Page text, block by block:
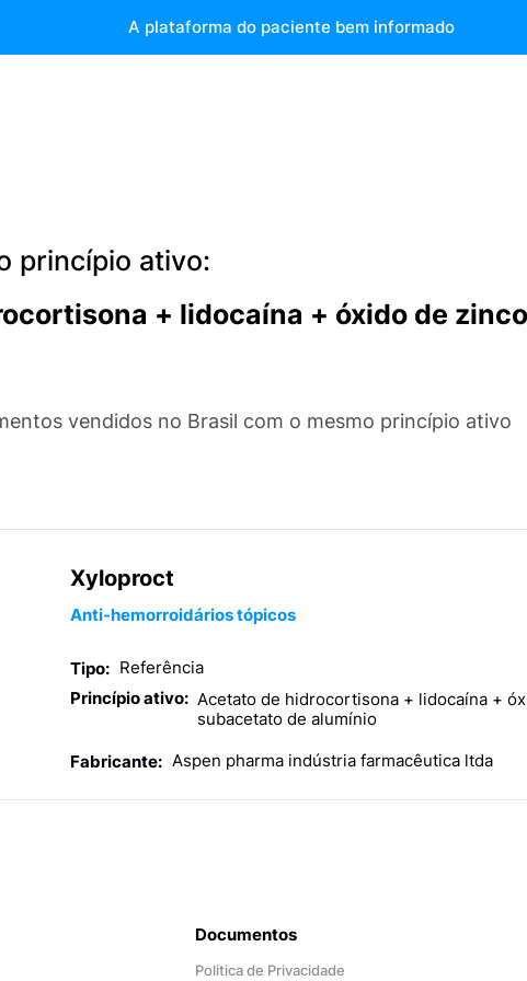
A plataforma do paciente bem informado
princípio ativo:
+ lidocaína + óxido de
vendidos no Brasil com o mesmo princípio ativo
Xyloproct
Anti-hemorroidários tópicos
Tipo: Referência
Fabricante: Aspen pharma indústria farmacêutica ltda
Princípio ativo: Acetato de hidrocortisona + lidocaína +
subacetato de alumínio
Documentos
Politica de Privacidade